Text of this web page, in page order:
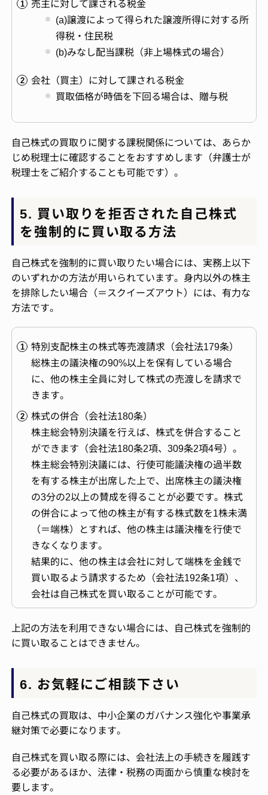
売主に対して課される税金
(a)譲渡によって得られた譲渡所得に対する所
得税・住民税
(b)みなし配当課税（非上場株式の場合）
会社（買主）に対して課される税金
買取価格が時価を下回る場合は、贈与税
自己株式の買取りに関する課税関係については、あらか
じめ税理士に確認することをおすすめします（弁護士が
税理士をご紹介することも可能です）。
5. 買い取りを拒否された自己株式
を強制的に買い取る方法
自己株式を強制的に買い取りたい場合には、実務上以下
のいずれかの方法が用いられています。身内以外の株主
を排除したい場合（＝スクイーズアウト）には、有力な
方法です。
特別支配株主の株式等売渡請求（会社法179条）
総株主の議決権の90%以上を保有している場合
に、他の株主全員に対して株式の売渡しを請求で
きます。
株式の併合（会社法180条）
株主総会特別決議を行えば、株式を併合すること
ができます（会社法180条2項、309条2項4号）。
株主総会特別決議には、行使可能議決権の過半数
を有する株主が出席した上で、出席株主の議決権
の3分の2以上の賛成を得ることが必要です。株式
の併合によって他の株主が有する株式数を1株未満
（＝端株）とすれば、他の株主は議決権を行使で
きなくなります。
結果的に、他の株主は会社に対して端株を金銭で
買い取るよう請求するため（会社法192条1項）、
会社は自己株式を買い取ることが可能です。
上記の方法を利用できない場合には、自己株式を強制的
に買い取ることはできません。
6. お気軽にご相談下さい
自己株式の買取は、中小企業のガバナンス強化や事業承
継対策で必要になります。
自己株式を買い取る際には、会社法上の手続きを履践す
る必要があるほか、法律・税務の両面から慎重な検討を
要します。